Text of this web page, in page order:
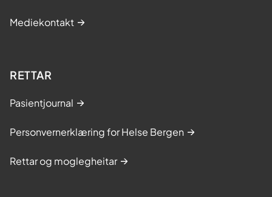
Mediekontakt
RETTAR
Pasientjournal
Personvernerklæring for Helse Bergen
Rettar og moglegheitar